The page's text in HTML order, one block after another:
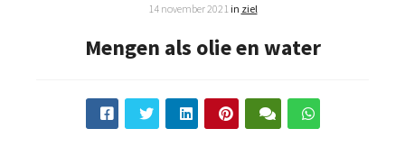
14 november 2021 in ziel
Mengen als olie en water